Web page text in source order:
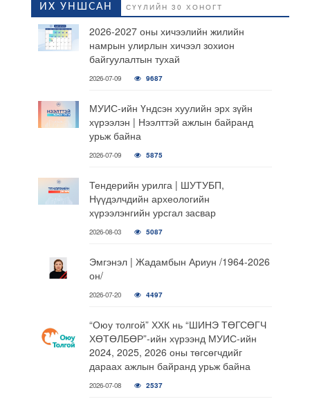
ИХ УНШСАН СҮҮЛИЙН 30 ХОНОГТ
2026-2027 оны хичээлийн жилийн
намрын улирлын хичээл зохион
байгуулалтын тухай
2026-07-09 9687
МУИС-ийн Үндсэн хуулийн эрх зүйн
хүрээлэн | Нээлттэй ажлын байранд
урьж байна
2026-07-09 5875
Тендерийн урилга | ШУТУБП,
Нүүдэлчдийн археологийн
хүрээлэнгийн урсгал засвар
2026-08-03 5087
Эмгэнэл | Жадамбын Ариун /1964-2026
он/
2026-07-20 4497
“Оюу толгой” ХХК нь “ШИНЭ ТӨГСӨГЧ
ХӨТӨЛБӨР”-ийн хүрээнд МУИС-ийн
2024, 2025, 2026 оны төгсөгчдийг
дараах ажлын байранд урьж байна
2026-07-08 2537